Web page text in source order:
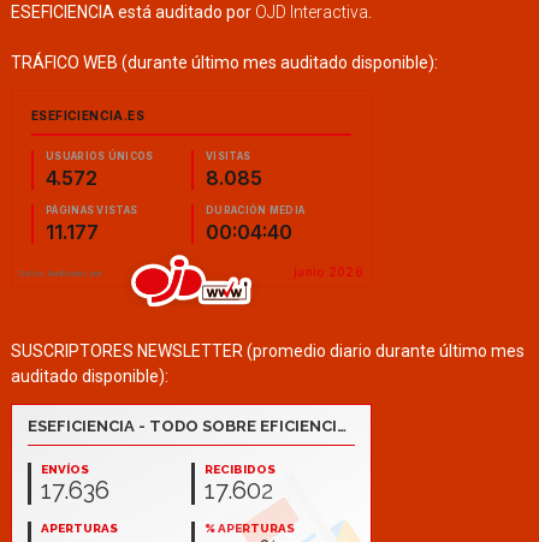
ESEFICIENCIA está auditado por OJD Interactiva
TRÁFICO WEB (durante último mes auditado disponible):
SUSCRIPTORES NEWSLETTER (promedio diario durante último mes
auditado disponible):